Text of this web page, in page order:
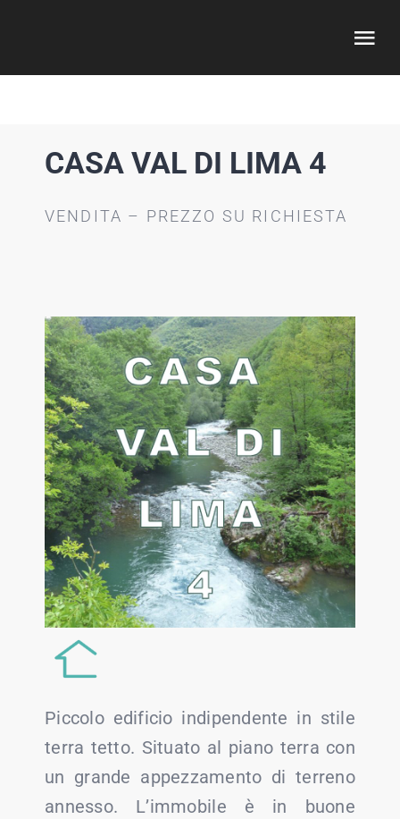
REAL ESTATE
INVESTING
ARTICOLI
CONTATTI
CASA VAL DI LIMA 4
VENDITA – PREZZO SU RICHIESTA
Piccolo edificio indipendente in stile
terra tetto. Situato al piano terra con
un grande appezzamento di terreno
annesso. L’immobile è in buone